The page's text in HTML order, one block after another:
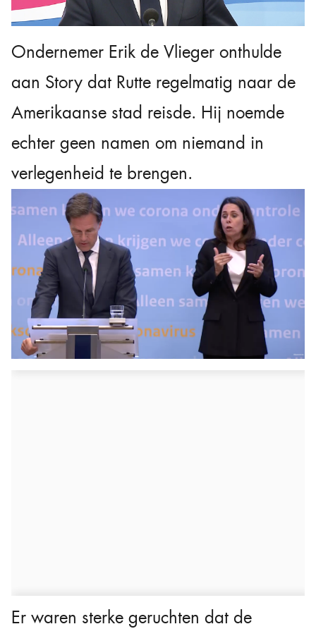
Ondernemer Erik de Vlieger onthulde
aan Story dat Rutte regelmatig naar de
Amerikaanse stad reisde. Hij noemde
echter geen namen om niemand in
verlegenheid te brengen.
Er waren sterke geruchten dat de